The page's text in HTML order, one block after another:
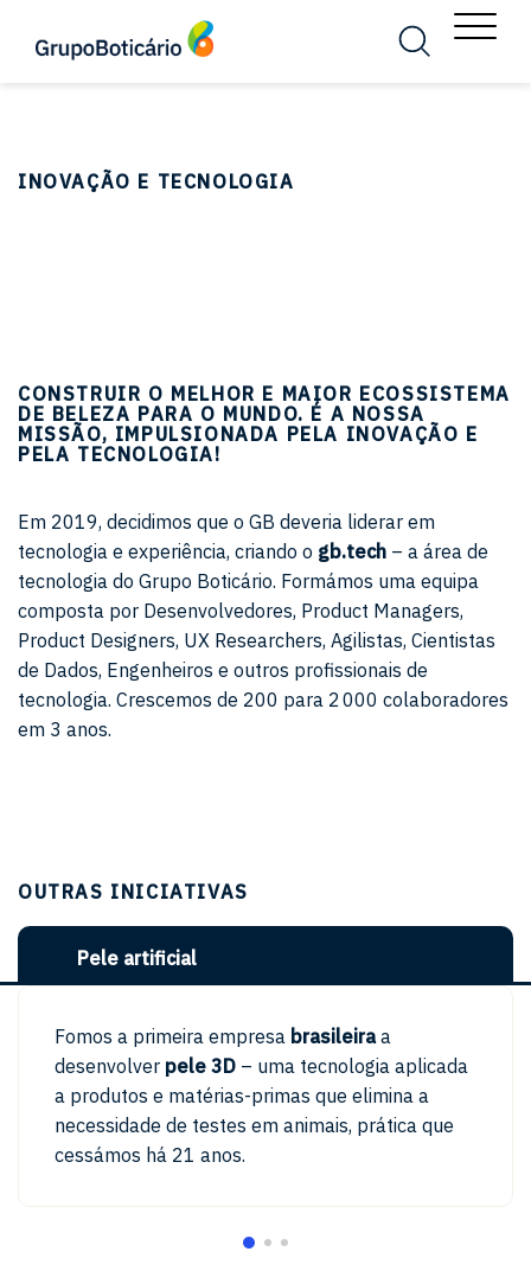
Busca Menu
INOVAÇÃO E TECNOLOGIA
CONSTRUIR O MELHOR E MAIOR ECOSSISTEMA
DE BELEZA PARA O MUNDO. É A NOSSA
MISSÃO, IMPULSIONADA PELA INOVAÇÃO E
PELA TECNOLOGIA!
Em 2019, decidimos que o GB deveria liderar em
tecnologia e experiência, criando o gb.tech – a área de
tecnologia do Grupo Boticário. Formámos uma equipa
composta por Desenvolvedores, Product Managers,
Product Designers, UX Researchers, Agilistas, Cientistas
de Dados, Engenheiros e outros profissionais de
tecnologia. Crescemos de 200 para 2 000 colaboradores
em 3 anos.
OUTRAS INICIATIVAS
Pele artificial
Fomos a primeira empresa brasileiraa
desenvolver pele 3D – uma tecnologia aplicada
a produtos e matérias-primas que elimina a
necessidade de testes em animais, prática que
cessámos há 21 anos.